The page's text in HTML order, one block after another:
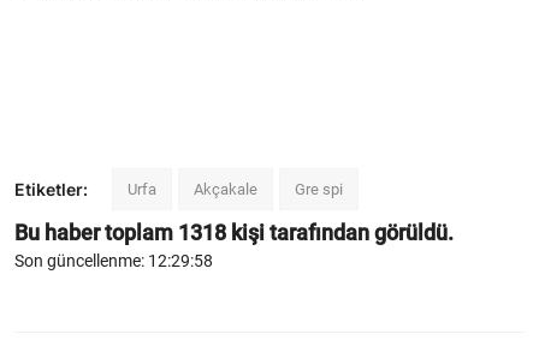
Etiketler: Urfa Akçakale Gre spi
Bu haber toplam 1318 kişi tarafından görüldü.
Son güncellenme: 12:29:58